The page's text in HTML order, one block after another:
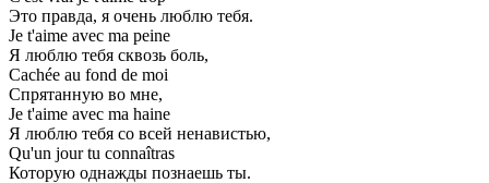
Это правда, я очень люблю тебя.
Je t'aime avec ma peine
Я люблю тебя сквозь боль,
Cachée au fond de moi
Спрятанную во мне,
Je t'aime avec ma haine
Я люблю тебя со всей ненавистью,
Qu'un jour tu connaîtras
Которую однажды познаешь ты.